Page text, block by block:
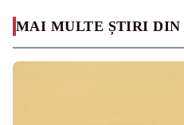
MAI MULTE ȘTIRI DIN